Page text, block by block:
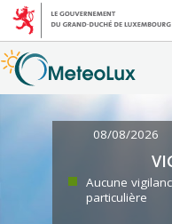
08/08/2026
Aucune
particulière